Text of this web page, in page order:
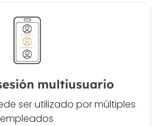
multiusuario
ser utilizado por múltiples
empleados